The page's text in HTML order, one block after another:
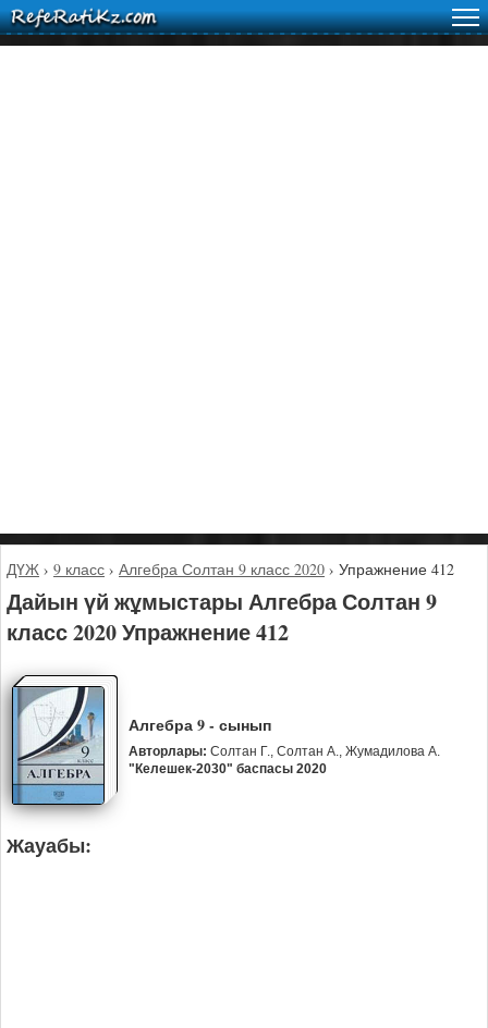
ДҮЖ › 9 класс › Алгебра Солтан 9 класс 2020 › Упражнение 412
Дайын үй жұмыстары Алгебра Солтан 9
класс 2020 Упражнение 412
Алгебра 9 - сынып
Авторлары: Солтан Г., Солтан А., Жумадилова А.
"Келешек-2030" баспасы 2020
Жауабы: